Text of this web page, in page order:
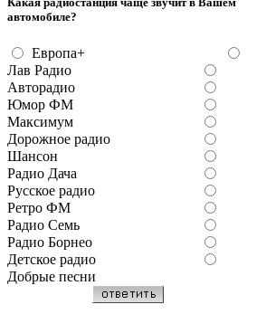
автомобиле?
Европа+
Лав Радио
Авторадио
Юмор ФМ
Максимум
Дорожное радио
Шансон
Радио Дача
Русское радио
Ретро ФМ
Радио Семь
Радио Борнео
Детское радио
Добрые песни